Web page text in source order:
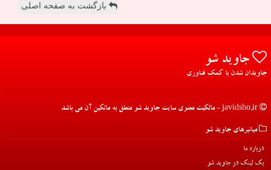
بازگشت به صفحه اصلی
جاوید شو
جاویدان شدن با کمک فناوری
میانبرهای جاوید شو
درباره ما
بک لینک در جاوید شو